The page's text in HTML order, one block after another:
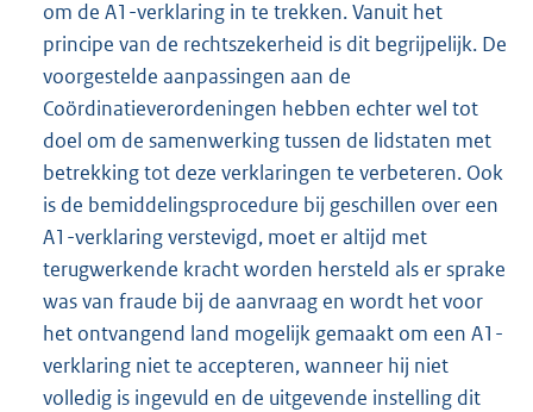
om de A1-verklaring in te trekken. Vanuit het
principe van de rechtszekerheid is dit begrijpelijk. De
voorgestelde aanpassingen aan de
Coördinatieverordeningen hebben echter wel tot
doel om de samenwerking tussen de lidstaten met
betrekking tot deze verklaringen te verbeteren. Ook
is de bemiddelingsprocedure bij geschillen over een
A1-verklaring verstevigd, moet er altijd met
terugwerkende kracht worden hersteld als er sprake
was van fraude bij de aanvraag en wordt het voor
het ontvangend land mogelijk gemaakt om een A1-
verklaring niet te accepteren, wanneer hij niet
volledig is ingevuld en de uitgevende instelling dit